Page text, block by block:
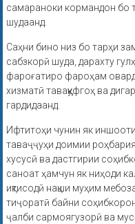
самараноки кормандон бо
шудаанд.
Саҳни бино низ бо тарҳи
сабзкорӣ шуда, дарахту
фароғатиро фароҳам
хизматӣ таваққуфгоҳ ва
гардидаанд.
Ифтитоҳи чунин як
таваҷҷуҳи доимии
хусусӣ ва дастгирии
саноат ҳамчун як ниҳоди
иқтисодӣ нақши муҳим
тиҷоратӣ байни
ҷалби сармоягузорӣ ва